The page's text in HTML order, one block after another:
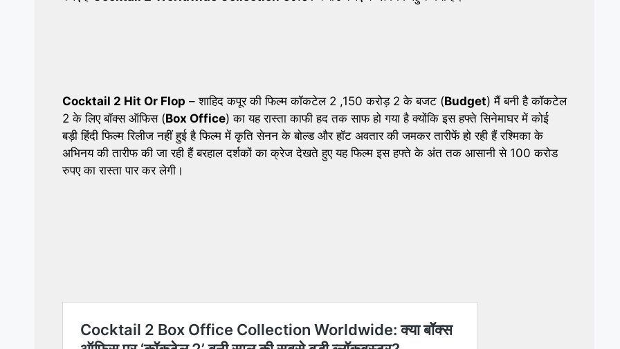
Cocktail 2 Hit Or Flop – शाहिद कपूर की फिल्म कॉकटेल 2 ,150 करोड़ 2 के बजट (Budget) मैं बनी है कॉकटेल
2 के लिए बॉक्स ऑफिस (Box Office) का यह रास्ता काफी हद तक साफ हो गया है क्योंकि इस हफ्ते सिनेमाघर में कोई
बड़ी हिंदी फिल्म रिलीज नहीं हुई है फिल्म में कृति सेनन के बोल्ड और हॉट अवतार की जमकर तारीफें हो रही हैं रश्मिका के
अभिनय की तारीफ की जा रही हैं बरहाल दर्शकों का क्रेज देखते हुए यह फिल्म इस हफ्ते के अंत तक आसानी से 100 करोड
रुपए का रास्ता पार कर लेगी।